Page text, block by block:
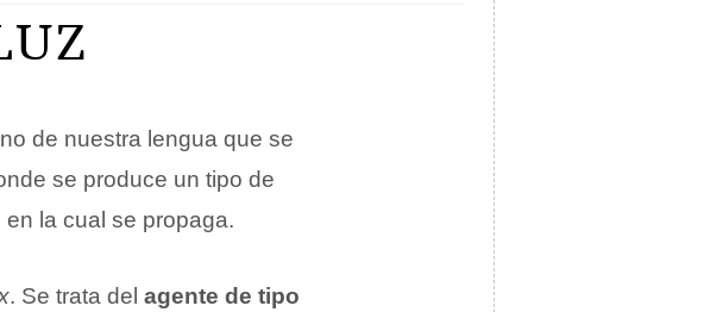
de nuestra lengua que se
se produce un tipo de
la cual se propaga.
. Se trata del agente de tipo